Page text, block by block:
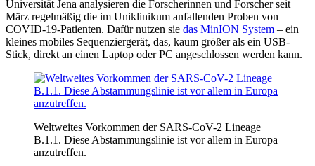
Universität Jena analysieren die Forscherinnen und Forscher seit
März regelmäßig die im Uniklinikum anfallenden Proben von
COVID-19-Patienten. Dafür nutzen sie das MinION System – ein
kleines mobiles Sequenziergerät, das, kaum größer als ein USB-
Stick, direkt an einen Laptop oder PC angeschlossen werden kann.
Weltweites Vorkommen der SARS-CoV-2 Lineage
B.1.1. Diese Abstammungslinie ist vor allem in Europa
anzutreffen.